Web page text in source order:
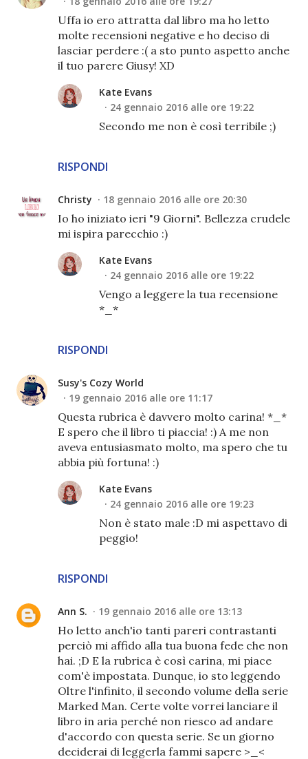
Uffa io ero attratta dal libro ma ho letto
molte recensioni negative e ho deciso di
lasciar perdere :( a sto punto aspetto anche
il tuo parere Giusy! XD
RISPONDI
Kate Evans
24 gennaio 2016 alle ore 19:22
Secondo me non è così terribile ;)
Christy 18 gennaio 2016 alle ore 20:30
Io ho iniziato ieri "9 Giorni". Bellezza crudele
mi ispira parecchio :)
RISPONDI
Kate Evans
24 gennaio 2016 alle ore 19:22
Vengo a leggere la tua recensione
*_*
Susy's Cozy World
19 gennaio 2016 alle ore 11:17
Questa rubrica è davvero molto carina! *_*
E spero che il libro ti piaccia! :) A me non
aveva entusiasmato molto, ma spero che tu
abbia più fortuna! :)
RISPONDI
Kate Evans
24 gennaio 2016 alle ore 19:23
Non è stato male :D mi aspettavo di
peggio!
Ann S. 19 gennaio 2016 alle ore 13:13
Ho letto anch'io tanti pareri contrastanti
perciò mi affido alla tua buona fede che non
hai. ;D E la rubrica è così carina, mi piace
com'è impostata. Dunque, io sto leggendo
Oltre l'infinito, il secondo volume della serie
Marked Man. Certe volte vorrei lanciare il
libro in aria perché non riesco ad andare
d'accordo con questa serie. Se un giorno
deciderai di leggerla fammi sapere >_<